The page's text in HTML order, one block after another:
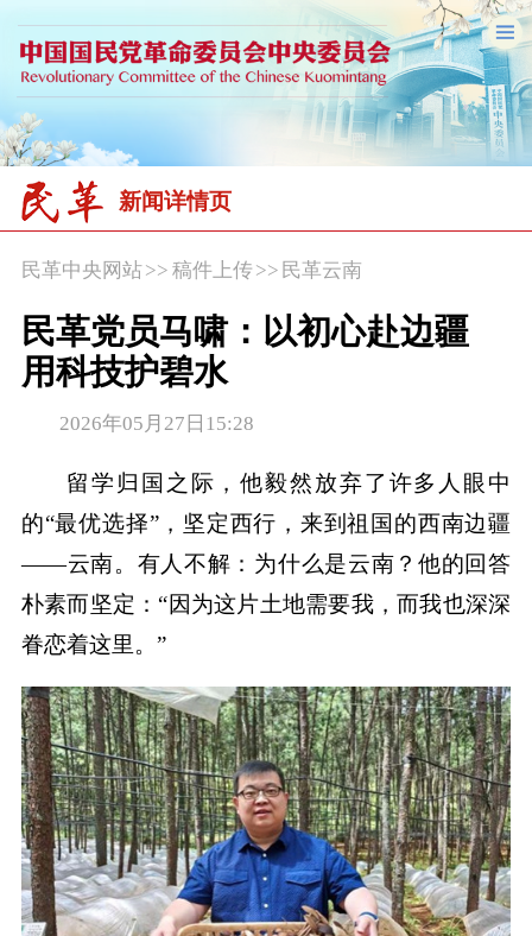
新闻详情页
民革中央网站>> 稿件上传 >> 民革云南
民革党员马啸：以初心赴边疆
用科技护碧水
2026年05月27日15:28
留学归国之际，他毅然放弃了许多人眼中
的“最优选择”，坚定西行，来到祖国的西南边疆
——云南。有人不解：为什么是云南？他的回答
朴素而坚定：“因为这片土地需要我，而我也深深
眷恋着这里。”